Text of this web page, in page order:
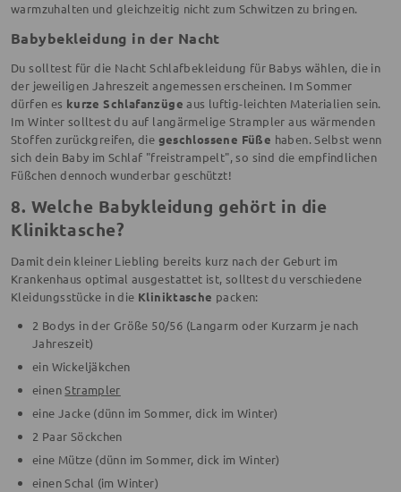
warmzuhalten und gleichzeitig nicht zum Schwitzen zu bringen.
Babybekleidung in der Nacht
Du solltest für die Nacht Schlafbekleidung für Babys wählen, die in
der jeweiligen Jahreszeit angemessen erscheinen. Im Sommer
dürfen es kurze Schlafanzüge aus luftig-leichten Materialien sein.
Im Winter solltest du auf langärmelige Strampler aus wärmenden
Stoffen zurückgreifen, die geschlossene Füße haben. Selbst wenn
sich dein Baby im Schlaf "freistrampelt", so sind die empfindlichen
Füßchen dennoch wunderbar geschützt!
8. Welche Babykleidung gehört in die
Kliniktasche?
Damit dein kleiner Liebling bereits kurz nach der Geburt im
Krankenhaus optimal ausgestattet ist, solltest du verschiedene
Kleidungsstücke in die Kliniktasche packen:
2 Bodys in der Größe 50/56 (Langarm oder Kurzarm je nach
Jahreszeit)
ein Wickeljäkchen
einenStrampler
eine Jacke (dünn im Sommer, dick im Winter)
2 Paar Söckchen
eine Mütze (dünn im Sommer, dick im Winter)
einen Schal (im Winter)